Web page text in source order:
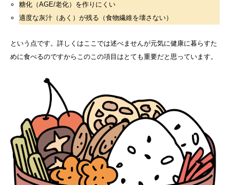
糖化（AGE/老化）を作りにくい
適度な灰汁（あく）が残る（食物繊維を壊さない）
という点です。詳しくはここでは述べませんが元気に健康に暮らすた
めに食べるのですからこのこの項目はとても重要だと思っています。